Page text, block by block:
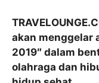
akan menggelar
2019″ dalam
olahraga dan